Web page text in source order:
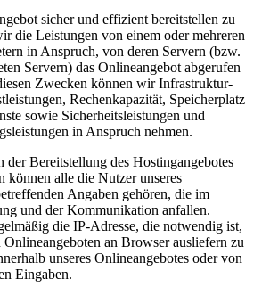
sicher und effizient bereitstellen zu
die Leistungen von einem oder mehreren
in Anspruch, von deren Servern (bzw.
Servern) das Onlineangebot abgerufen
Zwecken können wir Infrastruktur-
Rechenkapazität, Speicherplatz
sowie Sicherheitsleistungen und
in Anspruch nehmen.
der Bereitstellung des Hostingangebotes
können alle die Nutzer unseres
Angaben gehören, die im
und der Kommunikation anfallen.
die IP-Adresse, die notwendig ist,
an Browser ausliefern zu
unseres Onlineangebotes oder von
Eingaben.